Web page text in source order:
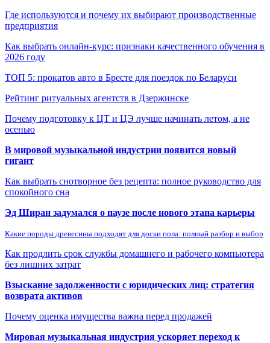
Где используются и почему их выбирают производственные
предприятия
Как выбрать онлайн-курс: признаки качественного обучения в
2026 году
ТОП 5: прокатов авто в Бресте для поездок по Беларуси
Рейтинг ритуальных агентств в Дзержинске
Почему подготовку к ЦТ и ЦЭ лучше начинать летом, а не
осенью
В мировой музыкальной индустрии появится новый
гигант
Как выбрать снотворное без рецепта: полное руководство для
спокойного сна
Эд Ширан задумался о паузе после нового этапа карьеры
Какие породы древесины подходят для доски пола: полный разбор и выбор
Как продлить срок службы домашнего и рабочего компьютера
без лишних затрат
Взыскание задолженности с юридических лиц: стратегия
возврата активов
Почему оценка имущества важна перед продажей
Мировая музыкальная индустрия ускоряет переход к